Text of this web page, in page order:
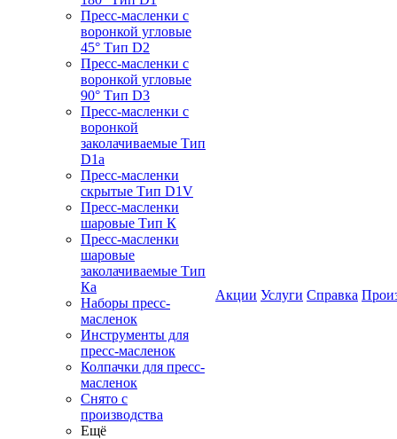
Пресс-масленки с
воронкой угловые
45° Тип D2
Пресс-масленки с
воронкой угловые
90° Тип D3
Пресс-масленки с
воронкой
заколачиваемые Тип
D1a
Пресс-масленки
скрытые Тип D1V
Пресс-масленки
шаровые Тип К
Пресс-масленки
шаровые
заколачиваемые Тип
Кa
Наборы пресс-
масленок
Инструменты для
пресс-масленок
Колпачки для пресс-
масленок
Снято с
производства
Ещё
Акции Услуги Справка